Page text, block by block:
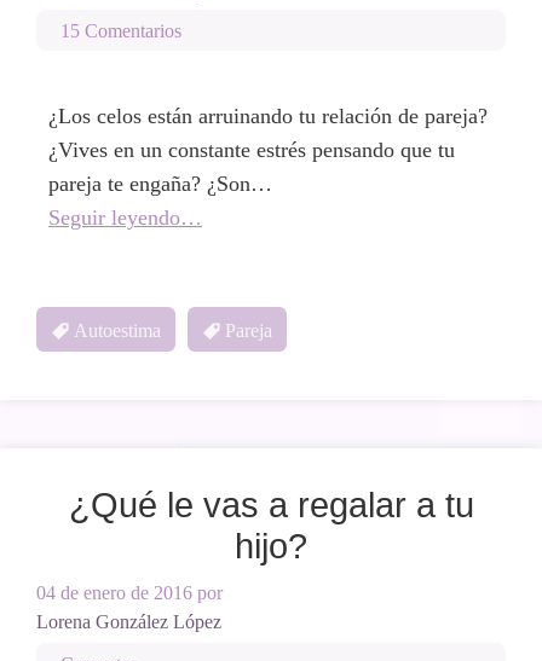
15 Comentarios
¿Los celos están arruinando tu relación de pareja?
¿Vives en un constante estrés pensando que tu
pareja te engaña? ¿Son…
Seguir leyendo…
Autoestima Pareja
¿Qué le vas a regalar a tu
hijo?
04 de enero de 2016 por
Lorena González López